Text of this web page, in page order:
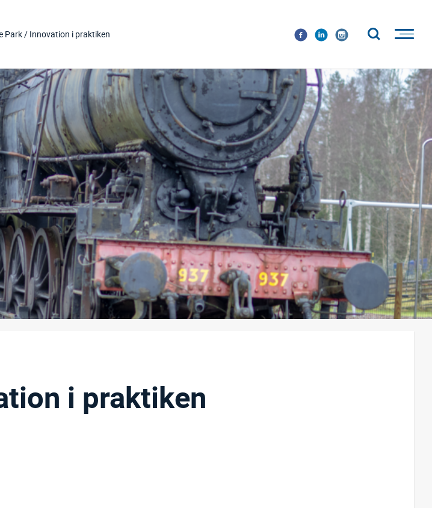
Park / Innovation i praktiken
i praktiken